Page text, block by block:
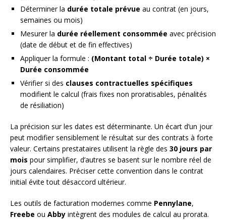
Déterminer la durée totale prévue au contrat (en jours,
semaines ou mois)
Mesurer la durée réellement consommée avec précision
(date de début et de fin effectives)
Appliquer la formule : (Montant total ÷ Durée totale) ×
Durée consommée
Vérifier si des clauses contractuelles spécifiques
modifient le calcul (frais fixes non proratisables, pénalités
de résiliation)
La précision sur les dates est déterminante. Un écart d’un jour
peut modifier sensiblement le résultat sur des contrats à forte
valeur. Certains prestataires utilisent la règle des 30 jours par
mois pour simplifier, d’autres se basent sur le nombre réel de
jours calendaires. Préciser cette convention dans le contrat
initial évite tout désaccord ultérieur.
Les outils de facturation modernes comme Pennylane,
Freebe ou Abby intègrent des modules de calcul au prorata.